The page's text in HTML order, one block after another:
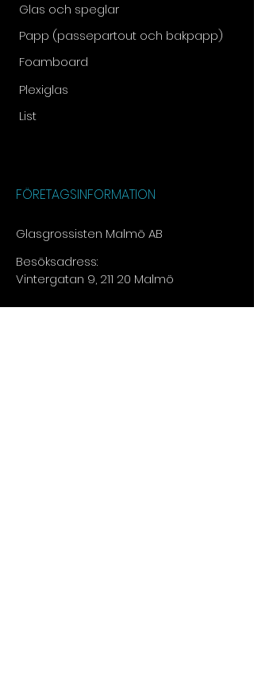
Glas och speglar
Papp (passepartout och bakpapp)
Foamboard
Plexiglas
List
FÖRETAGSINFORMATION
Glasgrossisten Malmö AB
Besöksadress:
Vintergatan 9, 211 20 Malmö
Tel:073 - 030 13 15​